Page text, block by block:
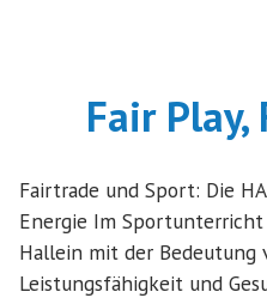
Fair Play,
Fairtrade und Sport: Die
Energie Im
Hallein mit der Bedeutung
Leistungsfähigkeit und